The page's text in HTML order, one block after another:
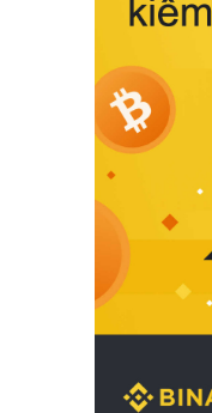
sản
tế
thời
thêm
động
Link)
2.
chăn
ngủ
Để sở
cao
nhắc